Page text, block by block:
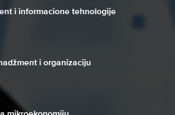
i informacione tehnologije
i organizaciju